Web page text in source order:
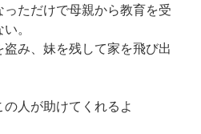
ただけで母親から教育を受
。
み、妹を残して家を飛び出
の人が助けてくれるよ